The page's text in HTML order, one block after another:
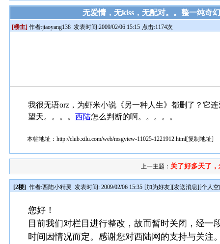
无爱情，无kiss，无配对。。整一纯奇
[楼主] 作者:jiaoyang138 发表时间:2009/02/06 15:15 点击:1174次
我很无语orz，为虾米小说《另一种人生》都删了？它
望天。。。。西陆怎么判断的啊。。。。。
本帖地址：http://club.xilu.com/web/msgview-11025-1221912.html[复制地址]
上一主题： 关了好多天了
[2楼] 作者:西陆小精灵 发表时间: 2009/02/06 15:35 [加为好友][发送消息][个人
您好！
目前我们对栏目进行整改，故而暂时关闭，经
时间因情况而定。感谢您对西陆网的支持与关注